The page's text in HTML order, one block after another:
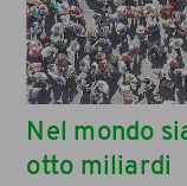
Nel mondo
otto miliardi